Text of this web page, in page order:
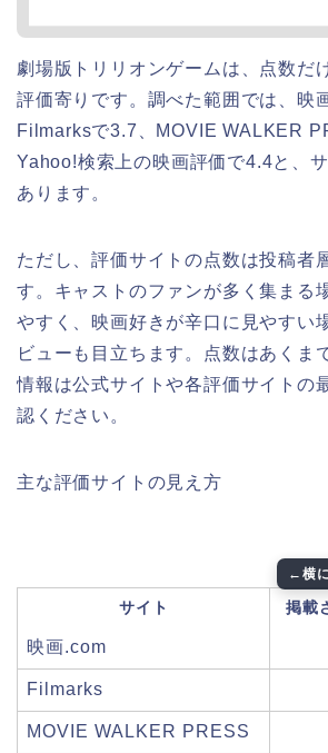
劇場版トリリオンゲームは、点数だ
評価寄りです。調べた範囲では、映
Filmarksで3.7、MOVIE WALKER
Yahoo!検索上の映画評価で4.4と、
あります。
ただし、評価サイトの点数は投稿者
す。キャストのファンが多く集まる
やすく、映画好きが辛口に見やすい
ビューも目立ちます。点数はあくま
情報は公式サイトや各評価サイトの
認ください。
主な評価サイトの見え方
サイト 掲載
映画.com
Filmarks
MOVIE WALKER PRESS